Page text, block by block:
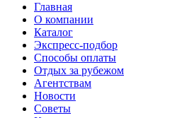
Главная
О компании
Каталог
Экспресс-подбор
Способы оплаты
Отдых за рубежом
Агентствам
Новости
Советы